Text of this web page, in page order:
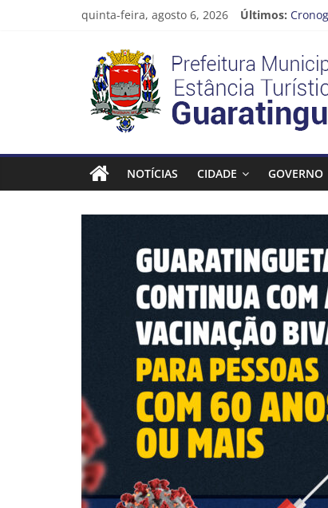
quinta-feira, agosto 6, 2026 Últimos:
Vem
Prefeitura
Estância
Turística
Guaratinguetá
Guaratinguetá
NOTÍCIAS CIDADE GOVERNO